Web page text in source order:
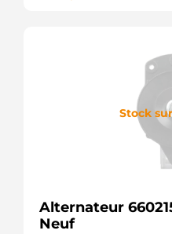
Stock
Alternateur
Neuf